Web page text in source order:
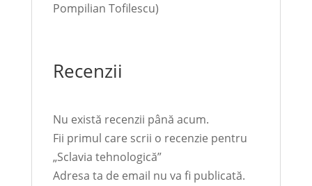
Pompilian Tofilescu)
Recenzii
Nu există recenzii până acum.
Fii primul care scrii o recenzie pentru
„Sclavia tehnologică”
Adresa ta de email nu va fi publicată.